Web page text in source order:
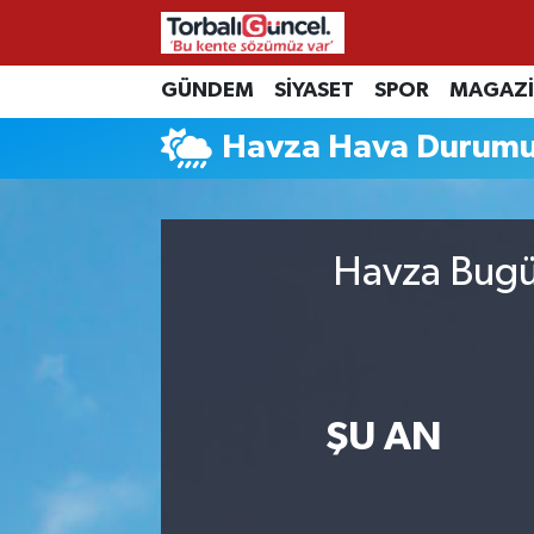
GÜNDEM SİYASET SPOR
Havza Hava
Havza
ŞU AN
İzmir Nöbetçi Eczaneler
İzmir Hava Durumu
İzmir Trafik Yoğunluk Haritası